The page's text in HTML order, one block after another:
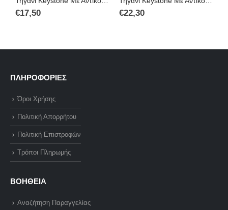
€17,50 €22,30
ΠΛΗΡΟΦΟΡΙΕΣ
Όροι Χρήσης
Πολιτική Απορρήτου
Πολιτική Επιστροφών
Τρόποι Πληρωμής
ΒΟΗΘΕΙΑ
Αναζήτηση Παραγγελίας